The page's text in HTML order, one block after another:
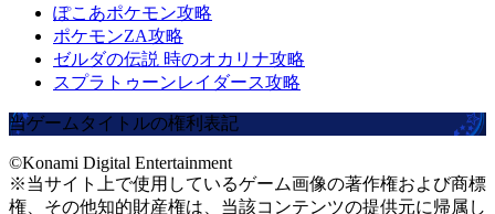
ぽこあポケモン攻略
ポケモンZA攻略
ゼルダの伝説 時のオカリナ攻略
スプラトゥーンレイダース攻略
当ゲームタイトルの権利表記
©Konami Digital Entertainment
※当サイト上で使用しているゲーム画像の著作権および商標
権、その他知的財産権は、当該コンテンツの提供元に帰属し